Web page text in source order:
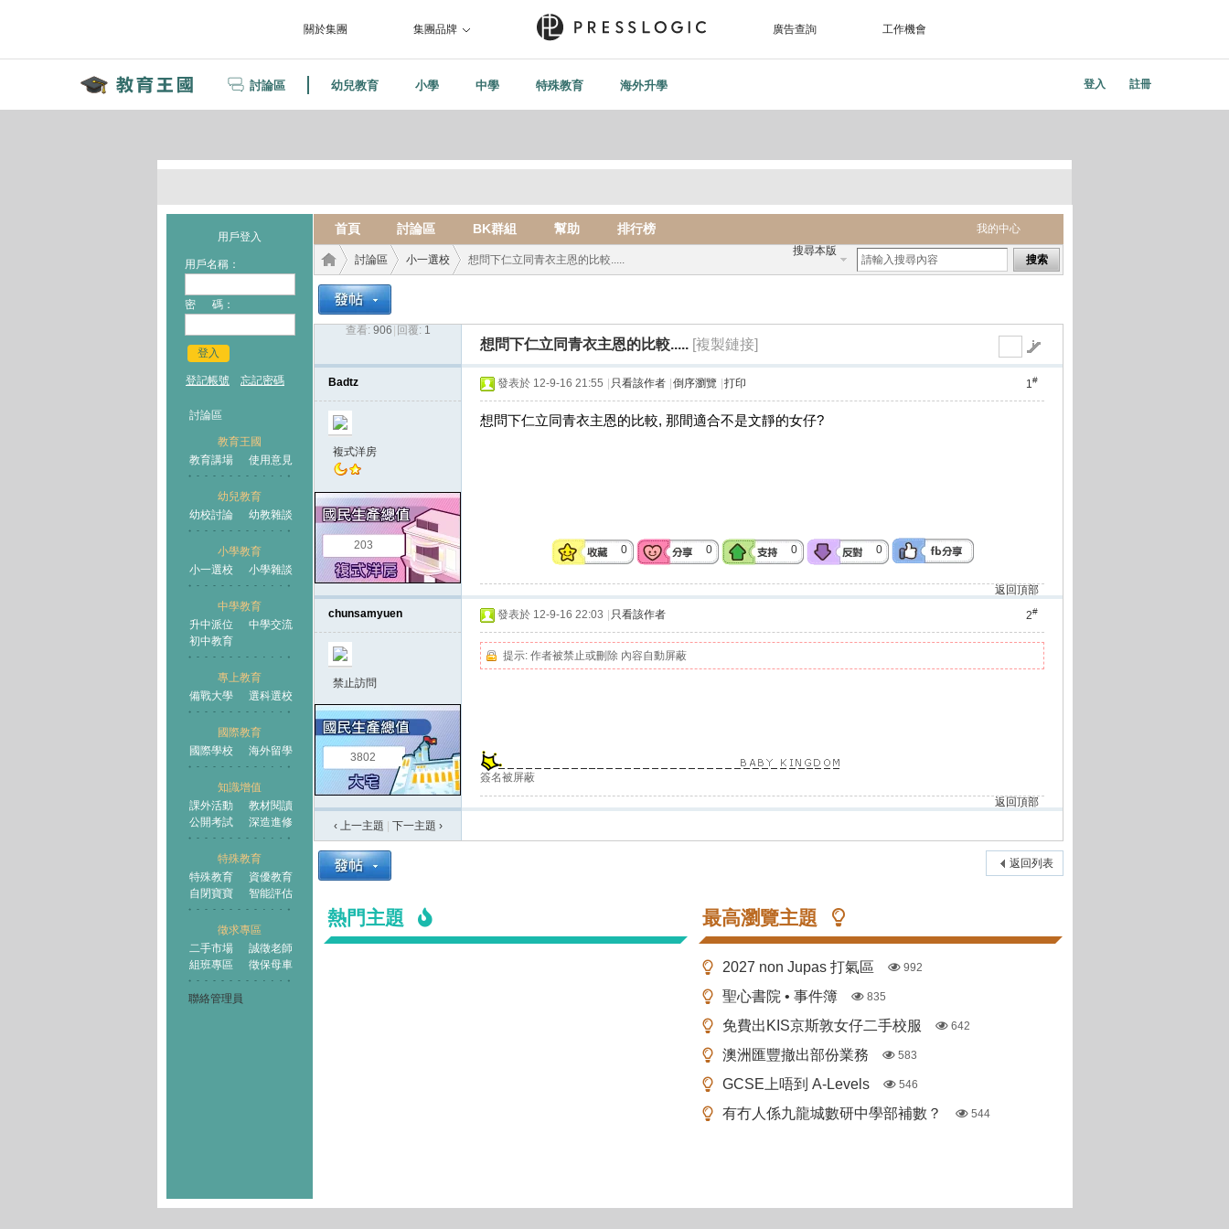
關於集團 集團品牌 廣告查詢 工作機會
討論區 幼兒教育 小學 中學 特殊教育 海外升學 登入 註冊
用戶登入
用戶名稱：
密 碼：
登入
登記帳號 忘記密碼
討論區
教育王國
教育講場
使用意見
幼兒教育
幼校討論
幼教雜談
小學教育
小一選校
小學雜談
中學教育
升中派位
中學交流
初中教育
專上教育
備戰大學
選科選校
國際教育
國際學校
海外留學
知識增值
課外活動
教材閱讀
公開考試
深造進修
特殊教育
特殊教育
資優教育
自閉寶寶
智能評估
徵求專區
二手市場
誠徵老師
組班專區
徵保母車
聯絡管理員
我的中心
首頁 討論區 BK群組 幫助 排行榜
搜尋本版
搜索
王國
討論區
›
小一選校 想問下仁立同青衣主恩的比較.....
查看: 906 回覆: 1
想問下仁立同青衣主恩的比較..... [複製鏈接]
Badtz
複式洋房
203
1#
發表於 12-9-16 21:55 只看該作者 倒序瀏覽 打印
想問下仁立同青衣主恩的比較, 那間適合不是文靜的女仔?
0 0 0 0
返回頂部
chunsamyuen
禁止訪問
3802
2#
發表於 12-9-16 22:03 只看該作者
提示: 作者被禁止或刪除 內容自動屏蔽
簽名被屏蔽
返回頂部
‹ 上一主題
下一主題 ›
返回列表
熱門主題 最高瀏覽主題
2027 non Jupas 打氣區 992
聖心書院 • 事件簿 835
免費出KIS京斯敦女仔二手校服 642
澳洲匯豐撤出部份業務 583
GCSE上唔到 A-Levels 546
有冇人係九龍城數研中學部補數？ 544